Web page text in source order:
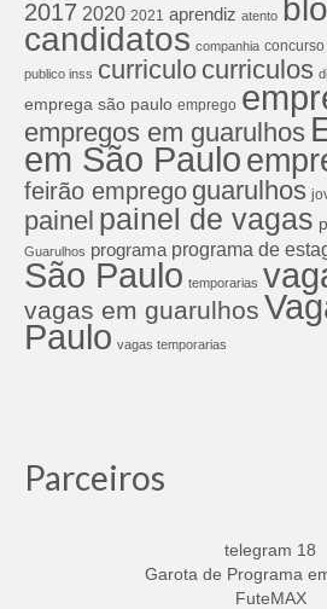
2017 2020 2021 aprendiz atento
candidatos companhia concurso
publico inss curriculo curriculos
emprega são paulo emprego
empregos em guarulhos
em São Paulo
feirão emprego guarulhos
painel painel de vagas
Guarulhos programa programa de
São Paulo temporarias
vagas em guarulhos
Paulo vagas temporarias
Parceiros
telegram 18
Garota de Programa
FuteMAX